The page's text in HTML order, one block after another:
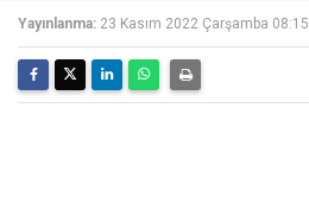
Yayınlanma: 23 Kasım 2022 Çarşamba 08:15